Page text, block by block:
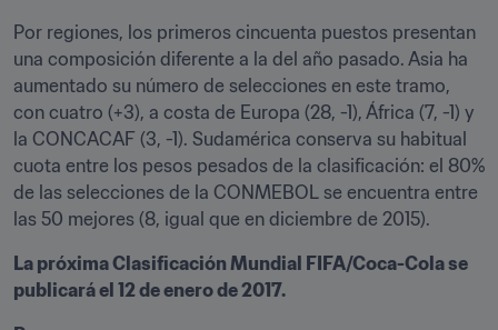
Por regiones, los primeros cincuenta puestos presentan
una composición diferente a la del año pasado. Asia ha
aumentado su número de selecciones en este tramo,
con cuatro (+3), a costa de Europa (28, -1), África (7, -1) y
la CONCACAF (3, -1). Sudamérica conserva su habitual
cuota entre los pesos pesados de la clasificación: el 80%
de las selecciones de la CONMEBOL se encuentra entre
las 50 mejores (8, igual que en diciembre de 2015).
La próxima Clasificación Mundial FIFA/Coca-Cola se
publicará el 12 de enero de 2017.